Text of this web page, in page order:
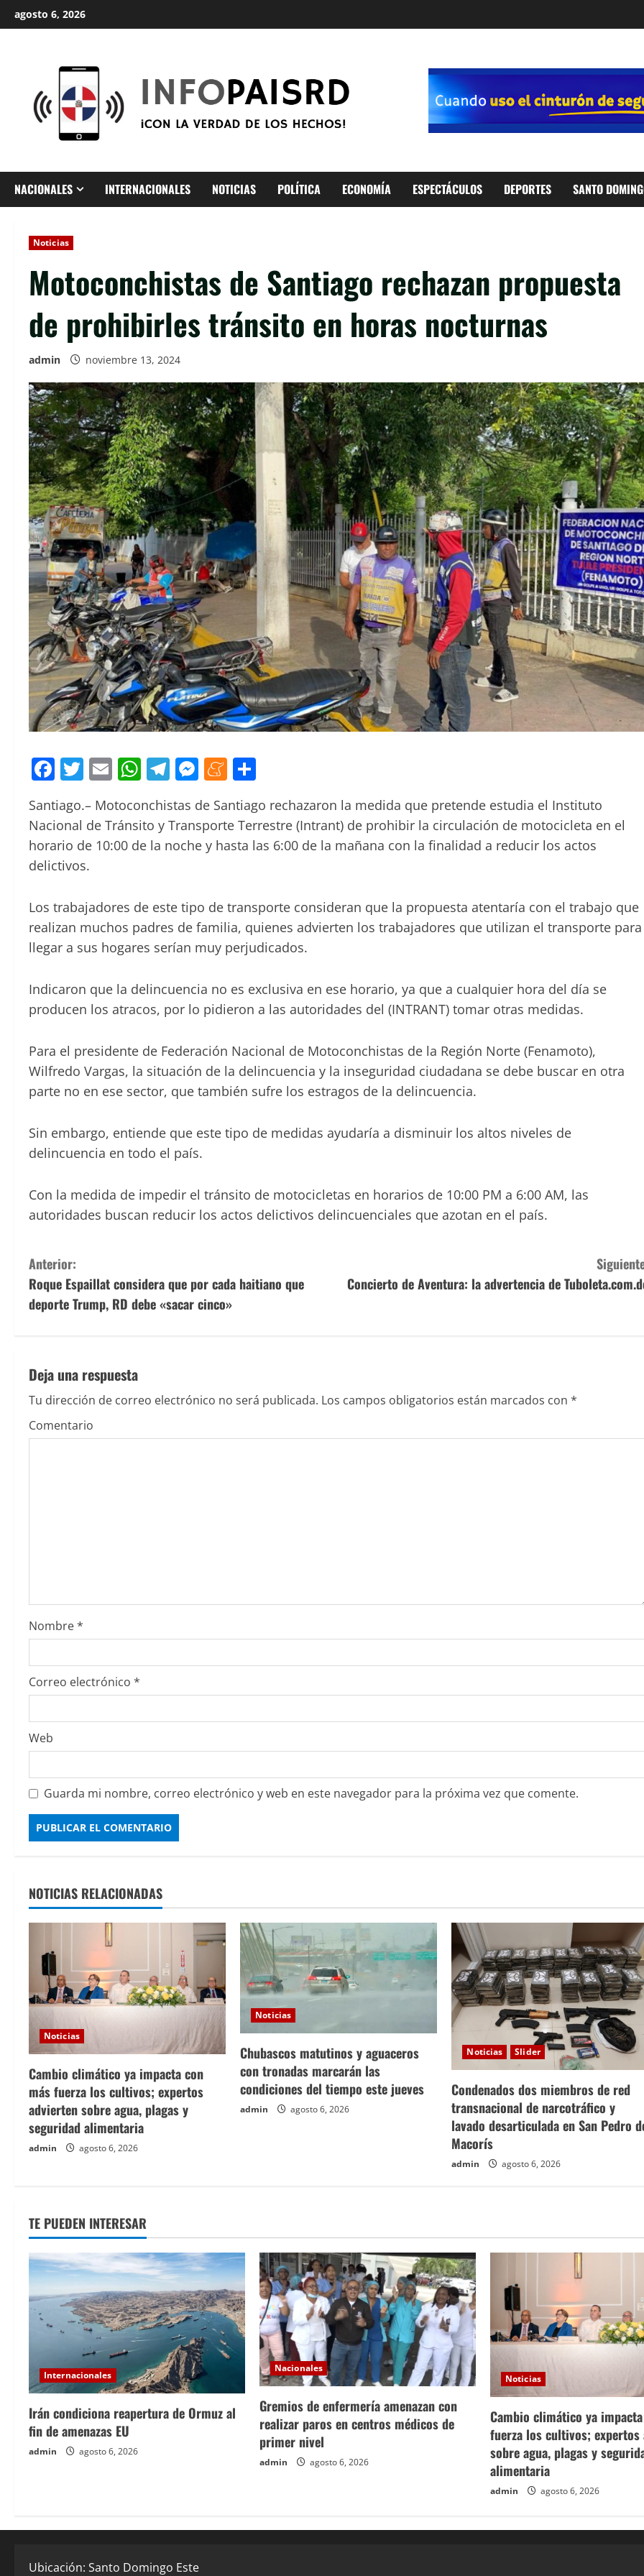
al
agosto 6, 2026
NACIONALES INTERNACIONALES NOTICIAS POLÍTICA ECONOMÍA ESPECTÁCULOS DEPORTES SANTO
Noticias
Motoconchistas de Santiago rechazan propuesta
de prohibirles tránsito en horas nocturnas
admin noviembre 13, 2024
Facebook
Twitter
EmailWhatsApp
Telegram
Messenger
Meneame
Santiago.– Motoconchistas de Santiago rechazaron la medida que pretende estudia el Instituto
Nacional de Tránsito y Transporte Terrestre (Intrant) de prohibir la circulación de motocicleta en el
horario de 10:00 de la noche y hasta las 6:00 de la mañana con la finalidad a reducir los actos
delictivos.
Los trabajadores de este tipo de transporte consideran que la propuesta atentaría con el trabajo que
realizan muchos padres de familia, quienes advierten los trabajadores que utilizan el transporte para
llegar a sus hogares serían muy perjudicados.
Indicaron que la delincuencia no es exclusiva en ese horario, ya que a cualquier hora del día se
producen los atracos, por lo pidieron a las autoridades del (INTRANT) tomar otras medidas.
Para el presidente de Federación Nacional de Motoconchistas de la Región Norte (Fenamoto),
Wilfredo Vargas, la situación de la delincuencia y la inseguridad ciudadana se debe buscar en otra
parte no en ese sector, que también sufre los estragos de la delincuencia.
Sin embargo, entiende que este tipo de medidas ayudaría a disminuir los altos niveles de
delincuencia en todo el país.
Con la medida de impedir el tránsito de motocicletas en horarios de 10:00 PM a 6:00 AM, las
autoridades buscan reducir los actos delictivos delincuenciales que azotan en el país.
S
i
e
l
e
o
Anterior:
Roque Espaillat considera que por cada haitiano que
deporte Trump, RD debe «sacar cinco»
Concierto de Aventura: la advertencia de
Deja una respuesta
Tu dirección de correo electrónico no será publicada. Los campos obligatorios están marcados con *
Comentario
Nombre*
Correo electrónico *
Web
Guarda mi nombre, correo electrónico y web en este navegador para la próxima vez que comente.
NOTICIAS RELACIONADAS
Noticias
Cambio climático ya impacta con
más fuerza los cultivos; expertos
advierten sobre agua, plagas y
seguridad alimentaria
admin agosto 6, 2026
Noticias
Chubascos matutinos y aguaceros
con tronadas marcarán las
condiciones del tiempo este jueves
admin agosto 6, 2026
Noticias Slider
Condenados dos miembros de red
transnacional de narcotráfico y
lavado desarticulada en San Pedro
Macorís
admin agosto 6, 2026
TE PUEDEN INTERESAR
Internacionales
Irán condiciona reapertura de Ormuz al
fin de amenazas EU
admin agosto 6, 2026
Nacionales
Gremios de enfermería amenazan con
realizar paros en centros médicos de
primer nivel
admin agosto 6, 2026
Noticias
Cambio climático ya
fuerza los cultivos; expertos
sobre agua, plagas y
alimentaria
admin agosto 6, 2026
Ubicación: Santo Domingo Este